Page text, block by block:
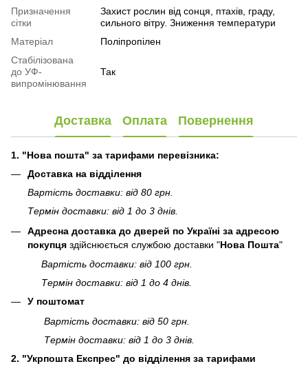
Призначення
сітки
Захист рослин від сонця, птахів, граду,
сильного вітру. Зниження температури
Матеріал
Поліпропілен
Стабілізована
до УФ-
випромінювання
Так
Доставка Оплата Повернення
1. "Нова пошта" за тарифами перевізника:
Доставка на відділення
Вартість доставки: від 80 грн.
Термін доставки: від 1 до 3 днів.
Адресна доставка до дверей по Україні за адресою
покупця здійснюється службою доставки "Нова Пошта"
Вартість доставки: від 100 грн.
Термін доставки: від 1 до 4 днів.
У поштомат
Вартість доставки: від 50 грн.
Термін доставки: від 1 до 3 днів.
2. "Укрпошта Експрес" до відділення за тарифами